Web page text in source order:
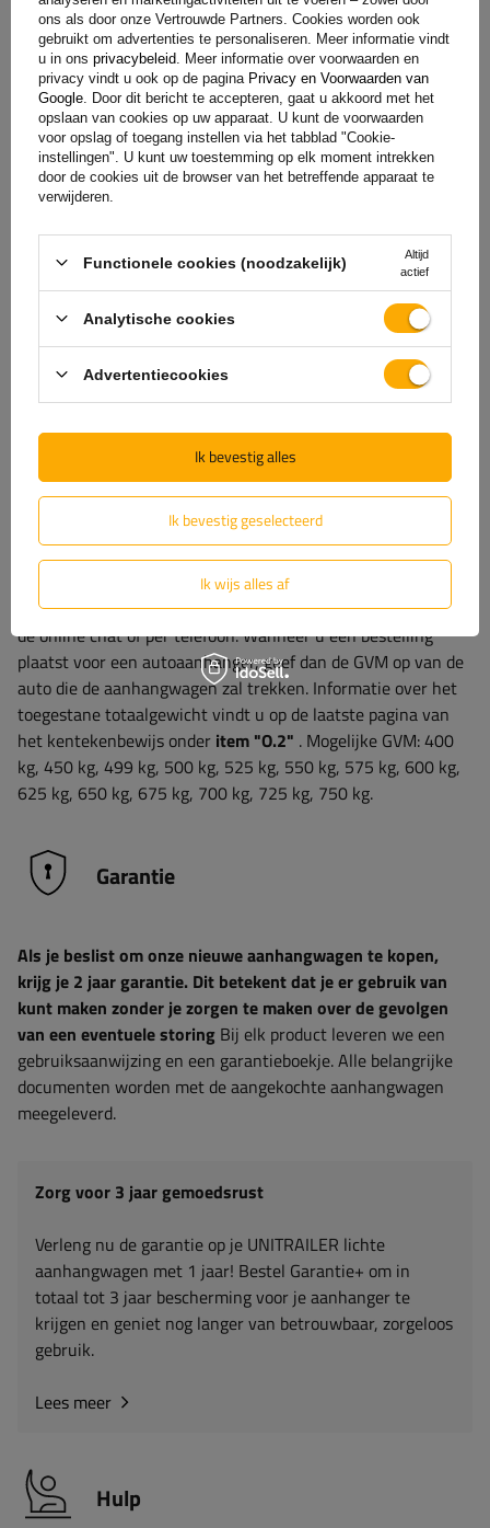
aluminium deksel
h-0-frame
plat zeildoek
steun voor reservewiel
voorste reling
stalen of ALU oprijplaat
zijsteunen
Als u nog vragen heeft, kunt u contact met ons opnemen via
de online chat of per telefoon. Wanneer u een bestelling
plaatst voor een autoaanhanger, geef dan de GVM op van de
auto die de aanhangwagen zal trekken. Informatie over het
toegestane totaalgewicht vindt u op de laatste pagina van
het kentekenbewijs onder item "O.2" . Mogelijke GVM: 400
kg, 450 kg, 499 kg, 500 kg, 525 kg, 550 kg, 575 kg, 600 kg,
625 kg, 650 kg, 675 kg, 700 kg, 725 kg, 750 kg.
Garantie
Als je beslist om onze nieuwe aanhangwagen te kopen,
krijg je 2 jaar garantie. Dit betekent dat je er gebruik van
kunt maken zonder je zorgen te maken over de gevolgen
van een eventuele storing Bij elk product leveren we een
gebruiksaanwijzing en een garantieboekje. Alle belangrijke
documenten worden met de aangekochte aanhangwagen
meegeleverd.
Zorg voor 3 jaar gemoedsrust
Verleng nu de garantie op je UNITRAILER lichte
aanhangwagen met 1 jaar! Bestel Garantie+ om in
totaal tot 3 jaar bescherming voor je aanhanger te
krijgen en geniet nog langer van betrouwbaar, zorgeloos
gebruik.
Lees meer
Hulp
ons als door onze Vertrouwde Partners. Cookies worden ook
gebruikt om advertenties te personaliseren. Meer informatie vindt
u in ons privacybeleid . Meer informatie over voorwaarden en
privacy vindt u ook op de pagina Privacy en Voorwaarden van
Google . Door dit bericht te accepteren, gaat u akkoord met het
opslaan van cookies op uw apparaat. U kunt de voorwaarden
voor opslag of toegang instellen via het tabblad "Cookie-
instellingen". U kunt uw toestemming op elk moment intrekken
door de cookies uit de browser van het betreffende apparaat te
verwijderen.
Functionele cookies (noodzakelijk)
Altijd
actief
Analytische cookies
Advertentiecookies
Ik bevestig geselecteerd
Ik wijs alles af
Ik bevestig alles